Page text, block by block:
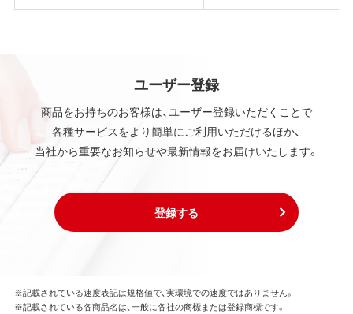
ユーザー登録
商品をお持ちのお客様は、ユーザー登録いただくことで
各種サービスをより簡単にご利用いただけるほか、
当社から重要なお知らせや最新情報をお届けいたします。
登録する
※記載されている速度表記は規格値で、実環境での速度ではありません。
※記載されている各商品名は、一般に各社の商標または登録商標です。